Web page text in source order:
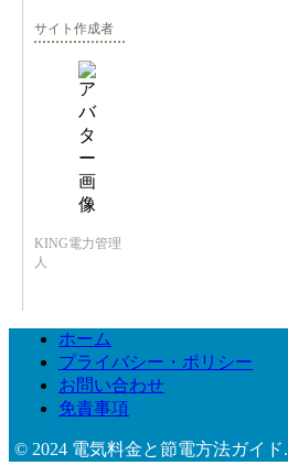
サイト作成者
KING電力管理
人
ホーム
プライバシー・ポリシー
お問い合わせ
免責事項
© 2024 電気料金と節電方法ガイド.